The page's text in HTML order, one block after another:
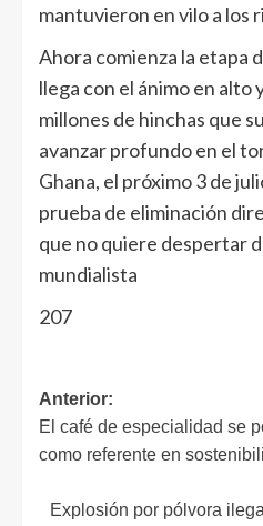
mantuvieron en vilo a los
Ahora comienza la etapa
llega con el ánimo en alto
millones de hinchas que
avanzar profundo en el
Ghana, el próximo 3 de
prueba de eliminación
que no quiere despertar
mundialista
207
Anterior:
El café de especialidad se
como referente en
Explosión por pólvora